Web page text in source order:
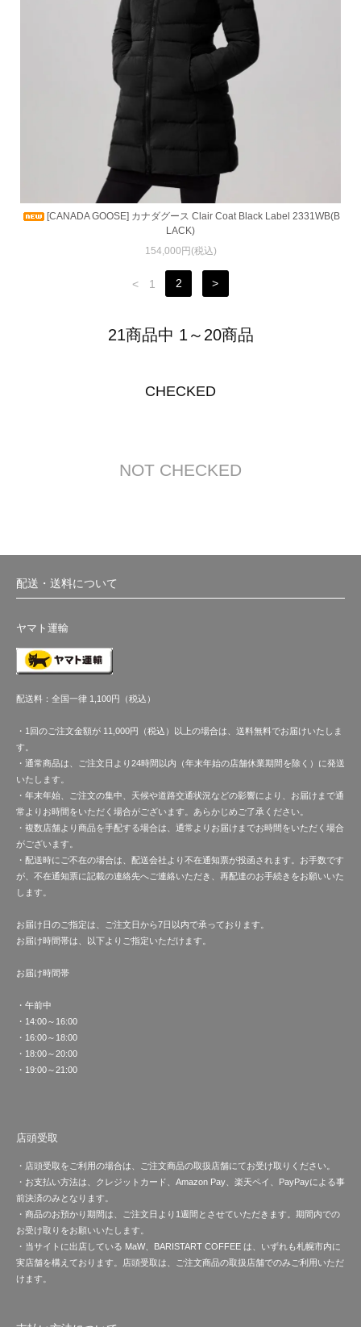
[CANADA GOOSE] カナダグース Clair Coat Black Label 2331WB(B
LACK)
154,000円(税込)
< 1 2 >
21商品中 1～20商品
CHECKED
NOT CHECKED
配送・送料について
ヤマト運輸
配送料：全国一律 1,100円（税込）
・1回のご注文金額が 11,000円（税込）以上の場合は、送料無料でお届けいたしま
す。
・通常商品は、ご注文日より24時間以内（年末年始の店舗休業期間を除く）に発送
いたします。
・年末年始、ご注文の集中、天候や道路交通状況などの影響により、お届けまで通
常よりお時間をいただく場合がございます。あらかじめご了承ください。
・複数店舗より商品を手配する場合は、通常よりお届けまでお時間をいただく場合
がございます。
・配送時にご不在の場合は、配送会社より不在通知票が投函されます。お手数です
が、不在通知票に記載の連絡先へご連絡いただき、再配達のお手続きをお願いいた
します。
お届け日のご指定は、ご注文日から7日以内で承っております。
お届け時間帯は、以下よりご指定いただけます。
お届け時間帯
・午前中
・14:00～16:00
・16:00～18:00
・18:00～20:00
・19:00～21:00
店頭受取
・店頭受取をご利用の場合は、ご注文商品の取扱店舗にてお受け取りください。
・お支払い方法は、クレジットカード、Amazon Pay、楽天ペイ、PayPayによる事
前決済のみとなります。
・商品のお預かり期間は、ご注文日より1週間とさせていただきます。期間内での
お受け取りをお願いいたします。
・当サイトに出店している MaW、BARISTART COFFEE は、いずれも札幌市内に
実店舗を構えております。店頭受取は、ご注文商品の取扱店舗でのみご利用いただ
けます。